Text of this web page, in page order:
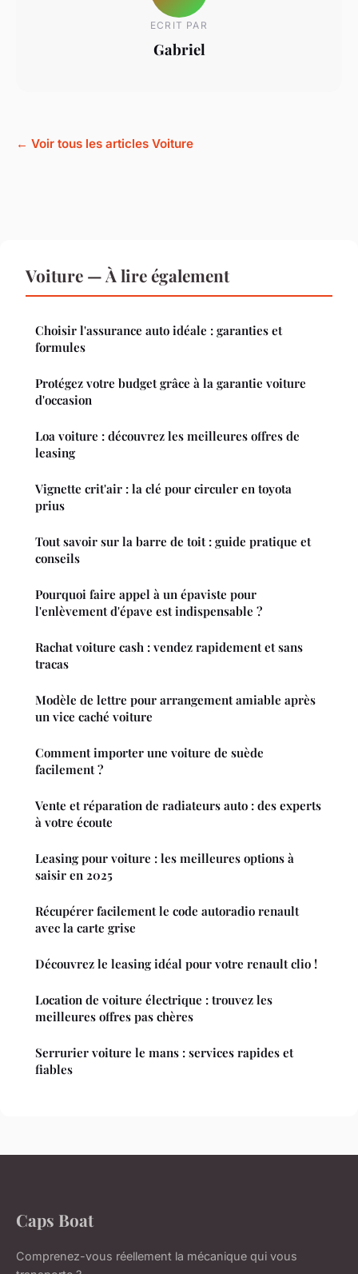
ECRIT PAR
Gabriel
← Voir tous les articles Voiture
Voiture — À lire également
Choisir l'assurance auto idéale : garanties et
formules
Protégez votre budget grâce à la garantie voiture
d'occasion
Loa voiture : découvrez les meilleures offres de
leasing
Vignette crit'air : la clé pour circuler en toyota
prius
Tout savoir sur la barre de toit : guide pratique et
conseils
Pourquoi faire appel à un épaviste pour
l'enlèvement d'épave est indispensable ?
Rachat voiture cash : vendez rapidement et sans
tracas
Modèle de lettre pour arrangement amiable après
un vice caché voiture
Comment importer une voiture de suède
facilement ?
Vente et réparation de radiateurs auto : des experts
à votre écoute
Leasing pour voiture : les meilleures options à
saisir en 2025
Récupérer facilement le code autoradio renault
avec la carte grise
Découvrez le leasing idéal pour votre renault clio !
Location de voiture électrique : trouvez les
meilleures offres pas chères
Serrurier voiture le mans : services rapides et
fiables
Caps Boat
Comprenez-vous réellement la mécanique qui vous